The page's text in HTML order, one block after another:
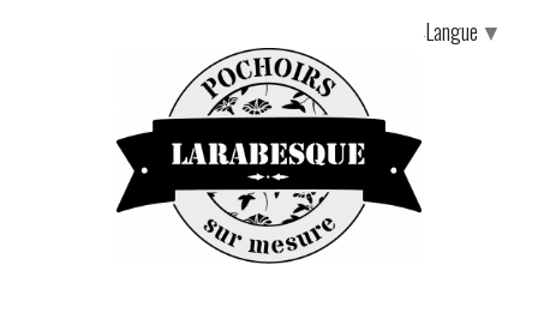
Langue ▼